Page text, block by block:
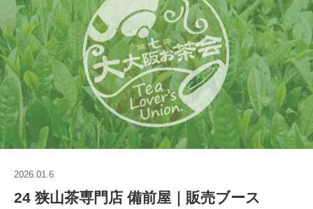
2026.01.6
24 狭山茶専門店 備前屋｜販売ブース